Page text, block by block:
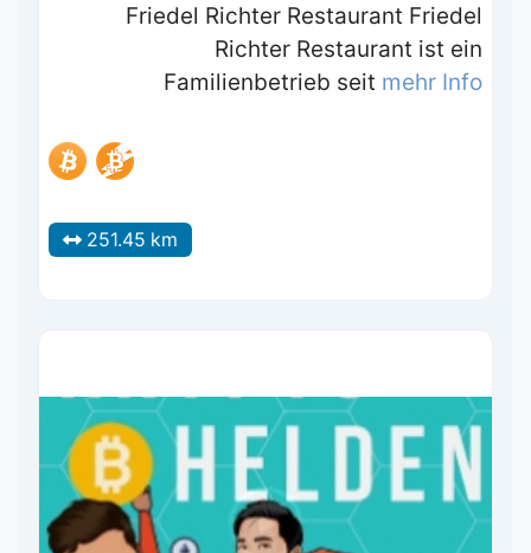
Friedel Richter Restaurant Friedel
Richter Restaurant ist ein
Familienbetrieb seit mehr Info
251.45 km